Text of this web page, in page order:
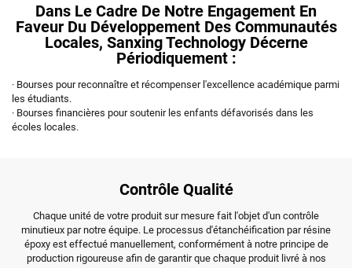
Dans Le Cadre De Notre Engagement En
Faveur Du Développement Des Communautés
Locales, Sanxing Technology Décerne
Périodiquement :
· Bourses pour reconnaître et récompenser l'excellence académique parmi
les étudiants.
· Bourses financières pour soutenir les enfants défavorisés dans les
écoles locales.
Contrôle Qualité
Chaque unité de votre produit sur mesure fait l'objet d'un contrôle
minutieux par notre équipe. Le processus d'étanchéification par résine
époxy est effectué manuellement, conformément à notre principe de
production rigoureuse afin de garantir que chaque produit livré à nos